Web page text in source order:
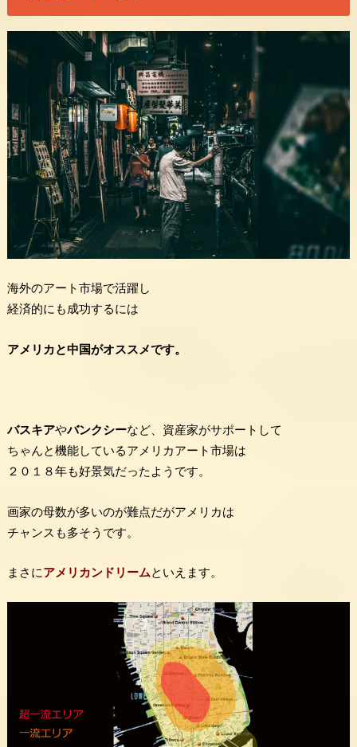
海外のアート市場で活躍し
経済的にも成功するには
アメリカと中国がオススメです。
バスキアやバンクシーなど、資産家がサポートして
ちゃんと機能しているアメリカアート市場は
２０１８年も好景気だったようです。
画家の母数が多いのが難点だがアメリカは
チャンスも多そうです。
まさにアメリカンドリームといえます。